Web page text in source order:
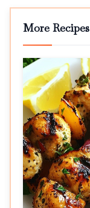
More Recipes